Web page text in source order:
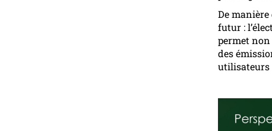
De
futur :
permet
des
utilisateurs